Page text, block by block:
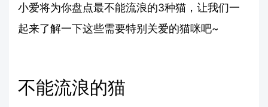
小爱将为你盘点最不能流浪的3种猫，让我们一
起来了解一下这些需要特别关爱的猫咪吧~
不能流浪的猫